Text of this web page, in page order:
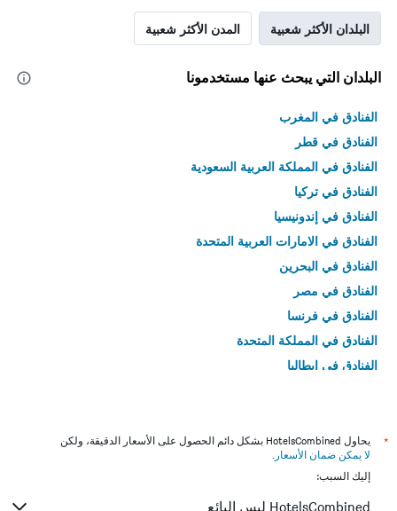
البلدان الأكثر شعبية المدن الأكثر شعبية
البلدان التي يبحث عنها مستخدمونا
الفنادق في المغرب
الفنادق في قطر
الفنادق في المملكة العربية السعودية
الفنادق في تركيا
الفنادق في إندونيسيا
الفنادق في الامارات العربية المتحدة
الفنادق في البحرين
الفنادق في مصر
الفنادق في فرنسا
الفنادق في المملكة المتحدة
الفنادق في إيطاليا
*
يحاول HotelsCombined بشكل دائم الحصول على الأسعار الدقيقة، ولكن
لا يمكن ضمان الأسعار .
إليك السبب:
HotelsCombined ليس البائع